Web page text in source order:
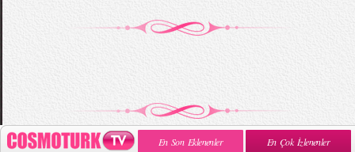
En Son Eklenenler En Çok İzlenenler